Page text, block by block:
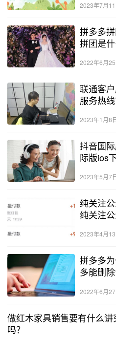
2023年7月11
拼多多
拼团是什
2022年6月25
联通客
服务热线
2023年1月8
抖音国
际版ios
2023年5月7
纯关注
纯关注
2023年4月13
拼多多
多能删除
2022年6月27
做红木家具销售要有什么
吗？